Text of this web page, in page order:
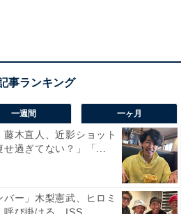
一週間 一ヶ月
藤木直人、近影ショット
せ過ぎてない？」「...
バー」木梨憲武、ヒロミ